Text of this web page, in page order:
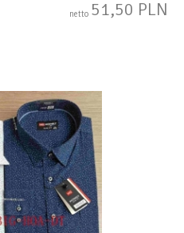
netto 51,50 PLN